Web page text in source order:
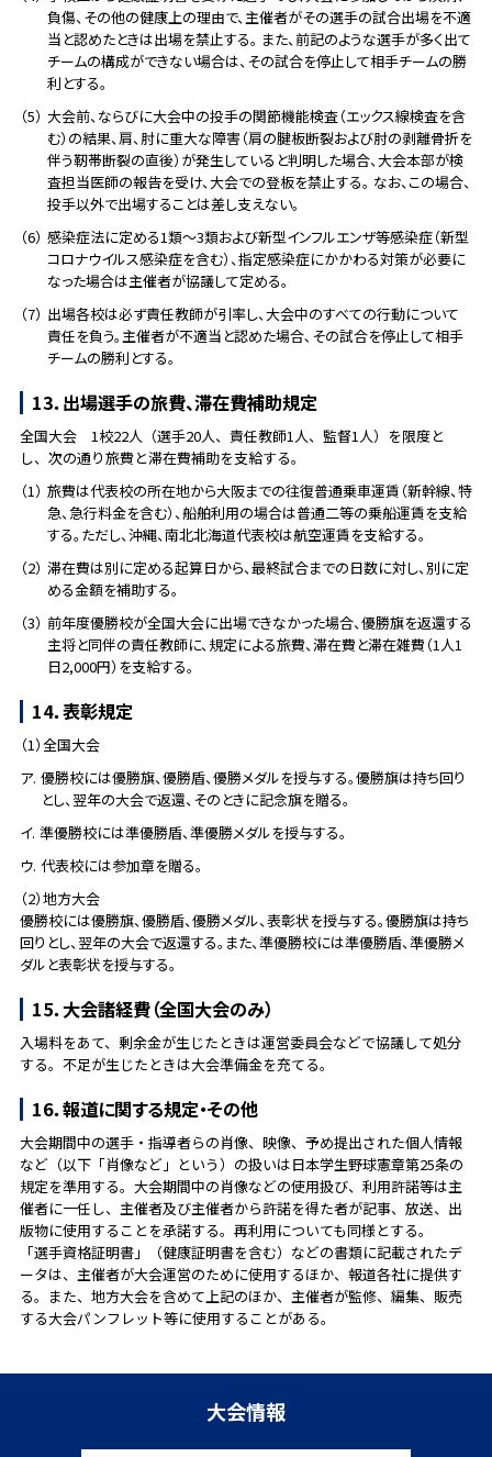
負傷、その他の健康上の理由で、主催者がその選手の試合出場を不適
当と認めたときは出場を禁止する。 また、前記のような選手が多く出て
チームの構成ができない場合は、その試合を停止して相手チームの勝
利とする。
（5） 大会前、ならびに大会中の投手の関節機能検査（エックス線検査を含
む）の結果、肩、肘に重大な障害（肩の腱板断裂および肘の剥離骨折を
伴う靭帯断裂の直後）が発生していると判明した場合、大会本部が検
査担当医師の報告を受け、大会での登板を禁止する。 なお、この場合、
投手以外で出場することは差し支えない。
（6） 感染症法に定める1類～3類および新型インフルエンザ等感染症（新型
コロナウイルス感染症を含む）、指定感染症にかかわる対策が必要に
なった場合は主催者が協議して定める。
（7） 出場各校は必ず責任教師が引率し、大会中のすべての行動について
責任を負う。主催者が不適当と認めた場合､その試合を停止して相手
チームの勝利とする。
13．出場選手の旅費、滞在費補助規定
全国大会 1校22人（選手20人、責任教師1人、監督1人）を限度と
し、次の通り旅費と滞在費補助を支給する。
（1） 旅費は代表校の所在地から大阪までの往復普通乗車運賃（新幹線、特
急、急行料金を含む）、船舶利用の場合は普通二等の乗船運賃を支給
する。ただし、沖縄、南北北海道代表校は航空運賃を支給する。
（2） 滞在費は別に定める起算日から、最終試合までの日数に対し、別に定
める金額を補助する。
（3） 前年度優勝校が全国大会に出場できなかった場合、優勝旗を返還する
主将と同伴の責任教師に、規定による旅費、滞在費と滞在雑費（1人1
日2,000円）を支給する。
14．表彰規定
（1）全国大会
ア. 優勝校には優勝旗、優勝盾、優勝メダルを授与する。優勝旗は持ち回り
とし、翌年の大会で返還、そのときに記念旗を贈る。
イ. 準優勝校には準優勝盾、準優勝メダルを授与する。
ウ. 代表校には参加章を贈る。
（2）地方大会
優勝校には優勝旗、優勝盾、優勝メダル、表彰状を授与する。優勝旗は持ち
回りとし、翌年の大会で返還する。また、準優勝校には準優勝盾、準優勝メ
ダルと表彰状を授与する。
15．大会諸経費（全国大会のみ）
入場料をあて、剰余金が生じたときは運営委員会などで協議して処分
する。不足が生じたときは大会準備金を充てる。
16．報道に関する規定・その他
大会期間中の選手・指導者らの肖像、映像、予め提出された個人情報
など（以下「肖像など」という）の扱いは日本学生野球憲章第25条の
規定を準用する。大会期間中の肖像などの使用扱び、利用許諾等は主
催者に一任し、主催者及び主催者から許諾を得た者が記事、放送、出
版物に使用することを承諾する。再利用についても同様とする。
「選手資格証明書」（健康証明書を含む）などの書類に記載されたデ
ータは、主催者が大会運営のために使用するほか、報道各社に提供す
る。また、地方大会を含めて上記のほか、主催者が監修、編集、販売
する大会パンフレット等に使用することがある。
大会情報